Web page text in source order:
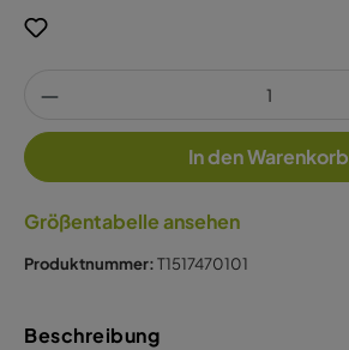
In den Warenkorb
Größentabelle ansehen
Produktnummer:T1517470101
Beschreibung